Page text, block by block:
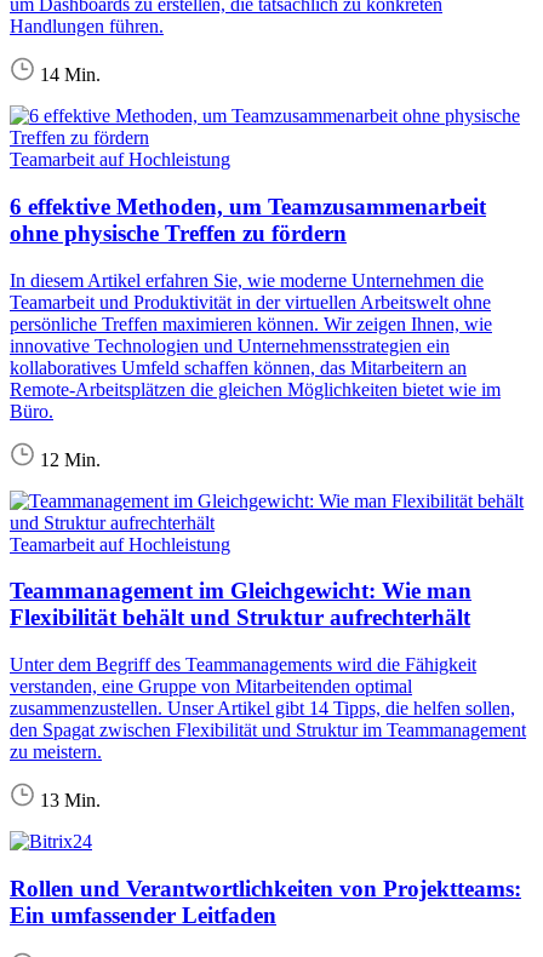
um Dashboards zu erstellen, die tatsächlich zu konkreten
Handlungen führen.
14 Min.
Teamarbeit auf Hochleistung
6 effektive Methoden, um Teamzusammenarbeit
ohne physische Treffen zu fördern
In diesem Artikel erfahren Sie, wie moderne Unternehmen die
Teamarbeit und Produktivität in der virtuellen Arbeitswelt ohne
persönliche Treffen maximieren können. Wir zeigen Ihnen, wie
innovative Technologien und Unternehmensstrategien ein
kollaboratives Umfeld schaffen können, das Mitarbeitern an
Remote-Arbeitsplätzen die gleichen Möglichkeiten bietet wie im
Büro.
12 Min.
Teamarbeit auf Hochleistung
Teammanagement im Gleichgewicht: Wie man
Flexibilität behält und Struktur aufrechterhält
Unter dem Begriff des Teammanagements wird die Fähigkeit
verstanden, eine Gruppe von Mitarbeitenden optimal
zusammenzustellen. Unser Artikel gibt 14 Tipps, die helfen sollen,
den Spagat zwischen Flexibilität und Struktur im Teammanagement
zu meistern.
13 Min.
Rollen und Verantwortlichkeiten von Projektteams:
Ein umfassender Leitfaden